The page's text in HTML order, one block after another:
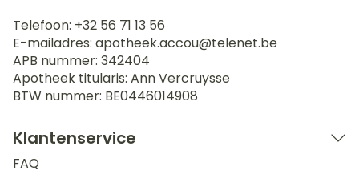
Telefoon: +32 56 71 13 56
E-mailadres: apotheek.accou@telenet.be
APB nummer: 342404
Apotheek titularis: Ann Vercruysse
BTW nummer: BE0446014908
Klantenservice
FAQ